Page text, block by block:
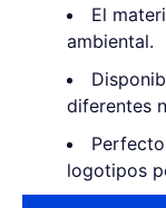
El
ambiental.
diferentes
logotipos